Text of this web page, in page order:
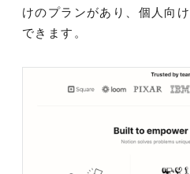
けのプランがあり、個人向
できます。